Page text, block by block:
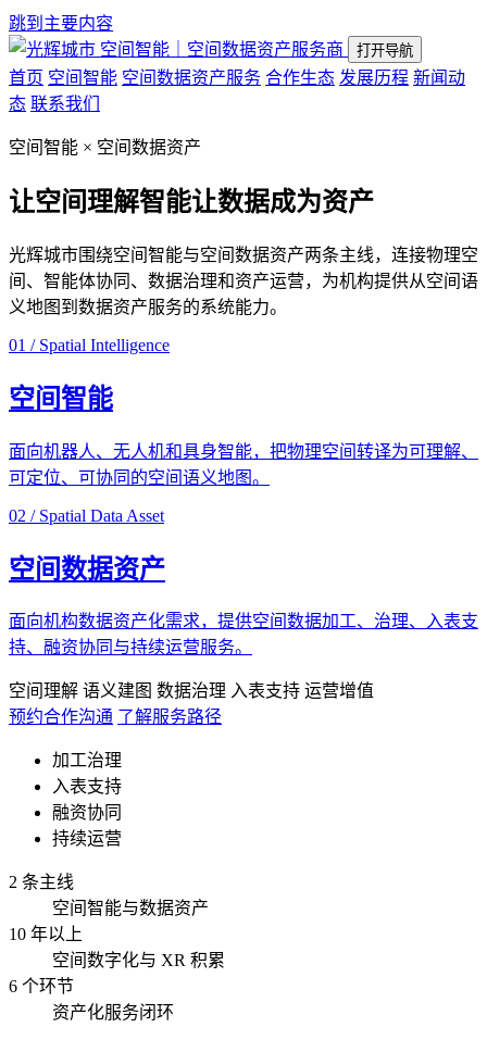
跳到主要内容
空间智能｜空间数据资产服务商
打开导航
首页 空间智能 空间数据资产服务 合作生态 发展历程 新闻动
态 联系我们
空间智能 × 空间数据资产
让空间理解智能让数据成为资产
光辉城市围绕空间智能与空间数据资产两条主线，连接物理空
间、智能体协同、数据治理和资产运营，为机构提供从空间语
义地图到数据资产服务的系统能力。
01 / Spatial Intelligence
空间智能
面向机器人、无人机和具身智能，把物理空间转译为可理解、
可定位、可协同的空间语义地图。
02 / Spatial Data Asset
空间数据资产
面向机构数据资产化需求，提供空间数据加工、治理、入表支
持、融资协同与持续运营服务。
空间理解 语义建图 数据治理 入表支持 运营增值
预约合作沟通 了解服务路径
加工治理
入表支持
融资协同
持续运营
2 条主线
空间智能与数据资产
10 年以上
空间数字化与 XR 积累
6 个环节
资产化服务闭环